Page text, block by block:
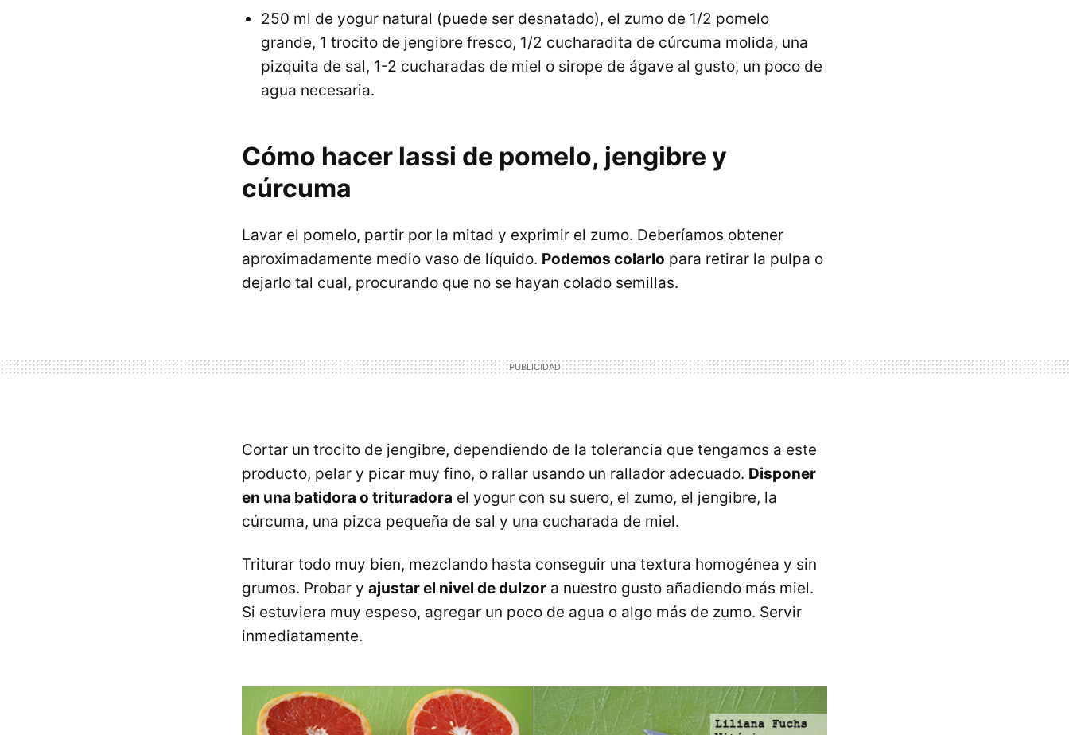
250 ml de yogur natural (puede ser desnatado), el zumo de 1/2 pomelo
grande, 1 trocito de jengibre fresco, 1/2 cucharadita de cúrcuma molida, una
pizquita de sal, 1-2 cucharadas de miel o sirope de ágave al gusto, un poco de
agua necesaria.
Cómo hacer lassi de pomelo, jengibre y
cúrcuma
Lavar el pomelo, partir por la mitad y exprimir el zumo. Deberíamos obtener
aproximadamente medio vaso de líquido. Podemos colarlo para retirar la pulpa o
dejarlo tal cual, procurando que no se hayan colado semillas.
Cortar un trocito de jengibre, dependiendo de la tolerancia que tengamos a este
producto, pelar y picar muy fino, o rallar usando un rallador adecuado. Disponer
en una batidora o trituradora el yogur con su suero, el zumo, el jengibre, la
cúrcuma, una pizca pequeña de sal y una cucharada de miel.
Triturar todo muy bien, mezclando hasta conseguir una textura homogénea y sin
grumos. Probar y ajustar el nivel de dulzor a nuestro gusto añadiendo más miel.
Si estuviera muy espeso, agregar un poco de agua o algo más de zumo. Servir
inmediatamente.